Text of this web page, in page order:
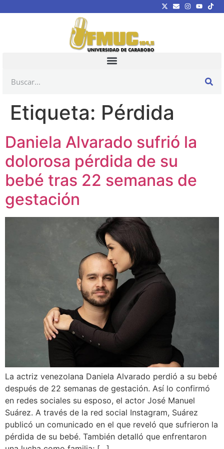
Etiqueta: Pérdida
Daniela Alvarado sufrió la
dolorosa pérdida de su
bebé tras 22 semanas de
gestación
La actriz venezolana Daniela Alvarado perdió a su bebé
después de 22 semanas de gestación. Así lo confirmó
en redes sociales su esposo, el actor José Manuel
Suárez. A través de la red social Instagram, Suárez
publicó un comunicado en el que reveló que sufrieron la
pérdida de su bebé. También detalló que enfrentaron